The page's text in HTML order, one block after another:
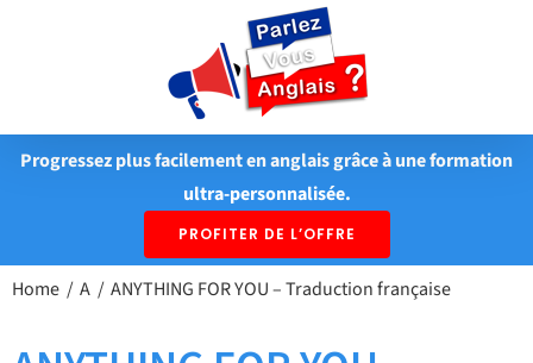
Progressez plus facilement en anglais grâce à une formation
ultra-personnalisée.
PROFITER DE L’OFFRE
Home A ANYTHING FOR YOU – Traduction française